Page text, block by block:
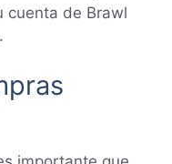
cuenta de Brawl